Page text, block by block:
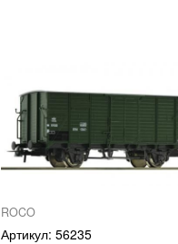
ROCO
56235